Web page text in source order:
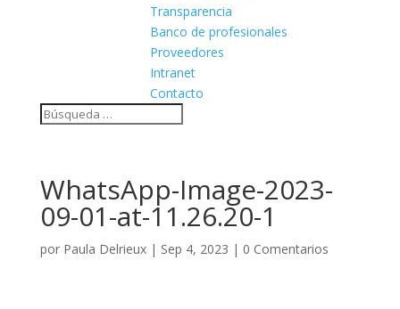
Transparencia
Banco de profesionales
Proveedores
Intranet
Contacto
WhatsApp-Image-2023-
09-01-at-11.26.20-1
por Paula Delrieux| Sep 4, 2023 | 0 Comentarios